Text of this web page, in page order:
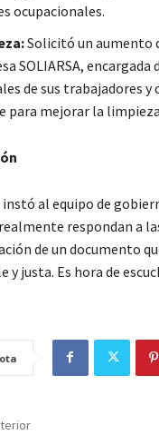
ocupacionales.
Solicitó un aumento
SOLIARSA,
de sus trabajadores
para mejorar la
al equipo de
respondan a
de un documento
y justa. Es hora de